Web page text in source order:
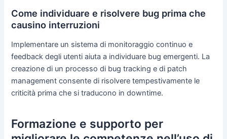
Come individuare e risolvere bug prima che
causino interruzioni
Implementare un sistema di monitoraggio continuo e
feedback degli utenti aiuta a individuare bug emergenti. La
creazione di un processo di bug tracking e di patch
management consente di risolvere tempestivamente le
criticità prima che si traducono in downtime.
Formazione e supporto per